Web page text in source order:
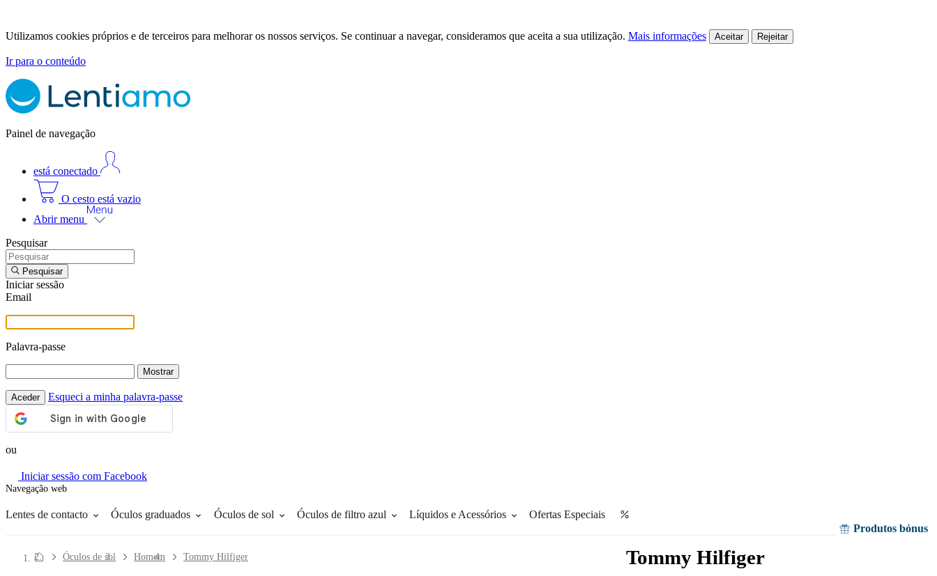
Utilizamos cookies próprios e de terceiros para melhorar os nossos serviços. Se continuar a navegar, consideramos que aceita a sua utilização. Mais informações Aceitar Rejeitar
Ir para o conteúdo
Painel de navegação
está conectado
O cesto está vazio
Abrir menu
Pesquisar
Pesquisar
Iniciar sessão
Email
Palavra-passe
Mostrar
Aceder Esqueci a minha palavra-passe
ou
Iniciar sessão com Facebook
Navegação web
Lentes de contacto
Líquidos Óculos graduados Óculos de sol Óculos de filtro azul Líquidos e Acessórios
ofertas especiais
Produtos bónus
Como fazer um pedido
Tommy Hilfiger
Óculos de sol Homem Tommy Hilfiger